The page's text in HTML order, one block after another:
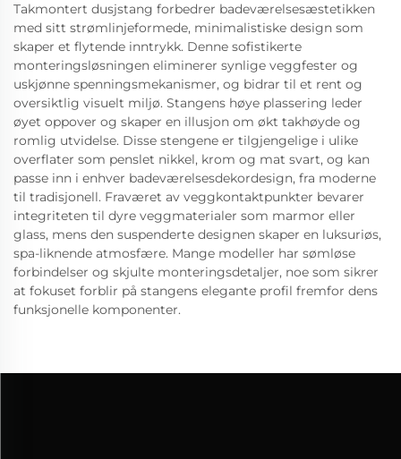
Takmontert dusjstang forbedrer badeværelsesæstetikken
med sitt strømlinjeformede, minimalistiske design som
skaper et flytende inntrykk. Denne sofistikerte
monteringsløsningen eliminerer synlige veggfester og
uskjønne spenningsmekanismer, og bidrar til et rent og
oversiktlig visuelt miljø. Stangens høye plassering leder
øyet oppover og skaper en illusjon om økt takhøyde og
romlig utvidelse. Disse stengene er tilgjengelige i ulike
overflater som penslet nikkel, krom og mat svart, og kan
passe inn i enhver badeværelsesdekordesign, fra moderne
til tradisjonell. Fraværet av veggkontaktpunkter bevarer
integriteten til dyre veggmaterialer som marmor eller
glass, mens den suspenderte designen skaper en luksuriøs,
spa-liknende atmosfære. Mange modeller har sømløse
forbindelser og skjulte monteringsdetaljer, noe som sikrer
at fokuset forblir på stangens elegante profil fremfor dens
funksjonelle komponenter.